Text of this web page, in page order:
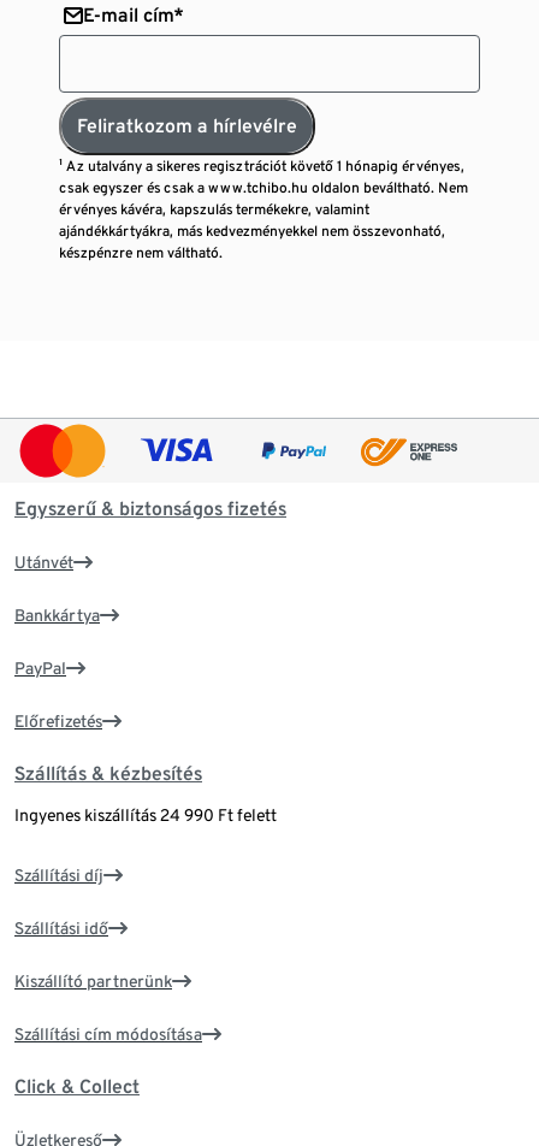
E-mail cím*
Feliratkozom a hírlevélre
¹ Az utalvány a sikeres regisztrációt követő 1 hónapig érvényes,
csak egyszer és csak a www.tchibo.hu oldalon beváltható. Nem
érvényes kávéra, kapszulás termékekre, valamint
ajándékkártyákra, más kedvezményekkel nem összevonható,
készpénzre nem váltható.
Egyszerű & biztonságos fizetés
Utánvét
Bankkártya
PayPal
Előrefizetés
Szállítás & kézbesítés
Ingyenes kiszállítás 24 990 Ft felett
Szállítási díj
Szállítási idő
Kiszállító partnerünk
Szállítási cím módosítása
Click & Collect
Üzletkereső